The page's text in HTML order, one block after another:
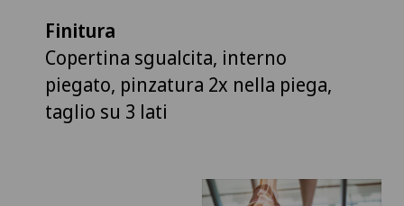
Finitura
Copertina sgualcita, interno
piegato, pinzatura 2x nella piega,
taglio su 3 lati